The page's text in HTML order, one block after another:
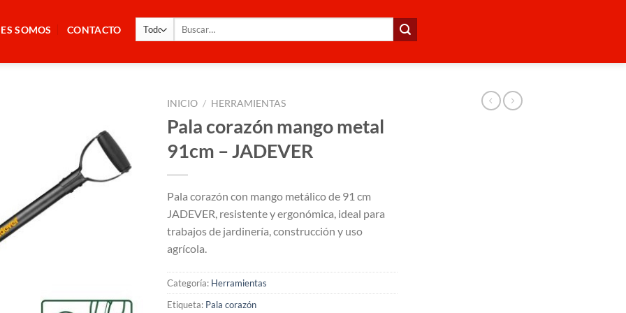
SOMOS CONTACTO
Buscar
INICIO / HERRAMIENTAS
Pala corazón mango metal
91cm – JADEVER
Pala corazón con mango metálico de 91 cm
JADEVER, resistente y ergonómica, ideal para
trabajos de jardinería, construcción y uso
agrícola.
Categoría: Herramientas
Etiqueta: Pala corazón